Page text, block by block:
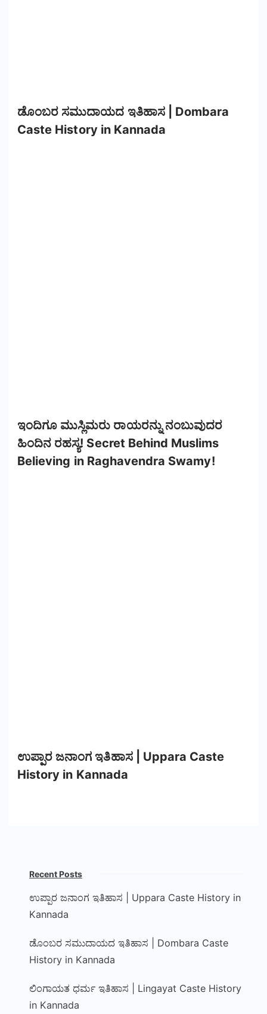
ಡೊಂಬರ ಸಮುದಾಯದ ಇತಿಹಾಸ | Dombara
Caste History in Kannada
ಇಂದಿಗೂ ಮುಸ್ಲಿಮರು ರಾಯರನ್ನು ನಂಬುವುದರ
ಹಿಂದಿನ ರಹಸ್ಯ! Secret Behind Muslims
Believing in Raghavendra Swamy!
ಉಪ್ಪಾರ ಜನಾಂಗ ಇತಿಹಾಸ | Uppara Caste
History in Kannada
Recent Posts
ಉಪ್ಪಾರ ಜನಾಂಗ ಇತಿಹಾಸ | Uppara Caste History in
Kannada
ಡೊಂಬರ ಸಮುದಾಯದ ಇತಿಹಾಸ | Dombara Caste
History in Kannada
ಲಿಂಗಾಯತ ಧರ್ಮ ಇತಿಹಾಸ | Lingayat Caste History
in Kannada